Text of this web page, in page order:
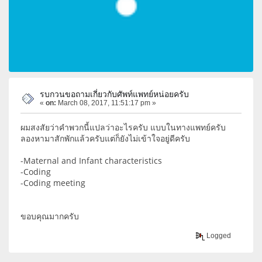
รบกวนขอถามเกี่ยวกับศัพท์แพทย์หน่อยครับ
« on: March 08, 2017, 11:51:17 pm »
ผมสงสัยว่าคำพวกนี้แปลว่าอะไรครับ แบบในทางแพทย์ครับ
ลองหามาสักพักแล้วครับแต่ก็ยังไม่เข้าใจอยู่ดีครับ
-Maternal and Infant characteristics
-Coding
-Coding meeting
ขอบคุณมากครับ
Logged